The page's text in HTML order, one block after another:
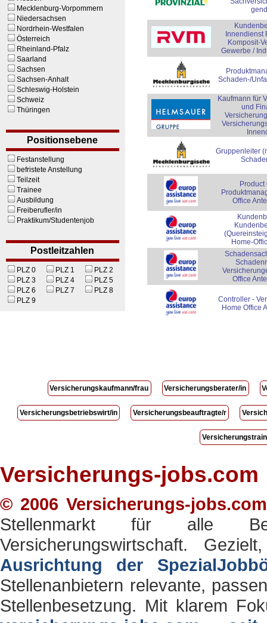
Mecklenburg-Vorpommern
Niedersachsen
Nordrhein-Westfalen
Österreich
Rheinland-Pfalz
Saarland
Sachsen
Sachsen-Anhalt
Schleswig-Holstein
Schweiz
Thüringen
Positionsebene
Festanstellung
befristete Anstellung
Teilzeit
Trainee
Ausbildung
Freiberufler/in
Praktikum/Studentenjob
Postleitzahlen
PLZ 0 PLZ 1
PLZ 2
PLZ 3
PLZ 4
PLZ 5
PLZ 6
PLZ 7
PLZ 8
PLZ 9
Innendienst
Komposit-
Gewerbe /
Schaden-/
Kaufmann für
und
Gruppenleiter
Product
Office
Home-
Office
Controller -
Home Office
Versicherungskaufmann/frau Versicherungsberater/in
Versicherungsbetriebswirt/in Versicherungsbeauftragte/r
Versicherungs-jobs.com
© 2006 Versicherungs-
Stellenmarkt für alle
Versicherungswirtschaft.
Ausrichtung der
Stellenanbietern relevante,
Stellenbesetzung. Mit klarem